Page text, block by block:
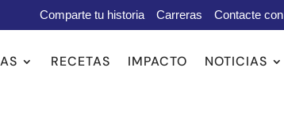
Comparte tu historia Carreras Contacte con
RECETAS IMPACTO NOTICIAS